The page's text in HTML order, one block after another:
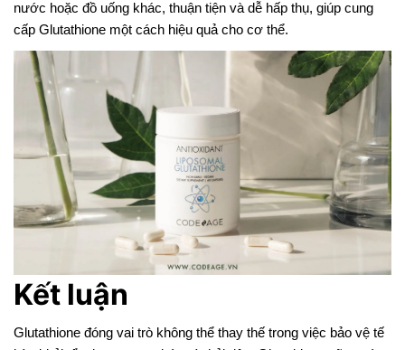
nước hoặc đồ uống khác, thuận tiện và dễ hấp thụ, giúp cung
cấp Glutathione một cách hiệu quả cho cơ thể.
Kết luận
Glutathione đóng vai trò không thể thay thế trong việc bảo vệ tế